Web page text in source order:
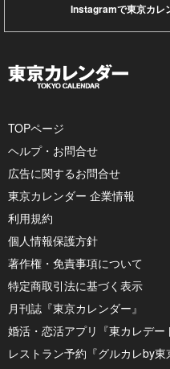
Instagramで東京カレ
TOPページ
ヘルプ・お問合せ
広告に関するお問合せ
東京カレンダー 企業情報
利用規約
個人情報保護方針
著作権・免責事項について
特定商取引法に基づく表示
月刊誌『東京カレンダー』
婚活・恋活アプリ『東カレデー
レストラン予約『グルカレby東